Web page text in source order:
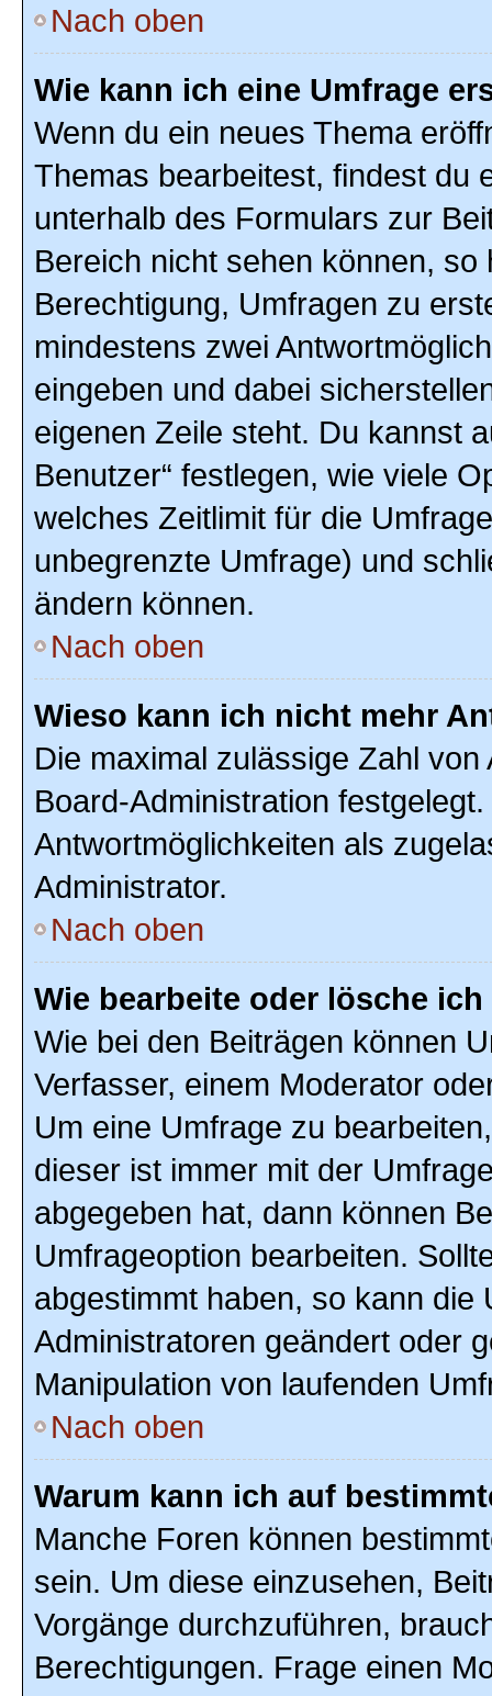
Nach oben
Wie kann ich eine Umfrage
Wenn du ein neues Thema
Themas bearbeitest, findest du
unterhalb des Formulars zur
Bereich nicht sehen können,
Berechtigung, Umfragen zu
mindestens zwei
eingeben und dabei
eigenen Zeile steht. Du kannst
Benutzer“ festlegen, wie viele
welches Zeitlimit für die
unbegrenzte Umfrage) und
ändern können.
Nach oben
Wieso kann ich nicht mehr
Die maximal zulässige Zahl
Board-Administration
Antwortmöglichkeiten als
Administrator.
Nach oben
Wie bearbeite oder lösche
Wie bei den Beiträgen können
Verfasser, einem Moderator
Um eine Umfrage zu
dieser ist immer mit der
abgegeben hat, dann können
Umfrageoption bearbeiten.
abgestimmt haben, so kann
Administratoren geändert oder
Manipulation von laufenden
Nach oben
Warum kann ich auf
Manche Foren können
sein. Um diese einzusehen,
Vorgänge durchzuführen,
Berechtigungen. Frage einen